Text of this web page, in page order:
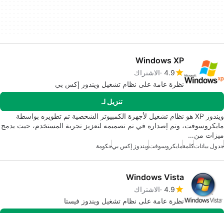
Windows XP
4.9 الاشتراك
نظرة عامة على نظام تشغيل ويندوز إكس بي
تنزيل لـ
ويندوز XP هو نظام تشغيل لأجهزة الكمبيوتر الشخصية تم تطويره بواسطة
مايكروسوفت، وتم إصداره في تم تصميمه لتعزيز تجربة المستخدم، حيث يدمج
ميزات من…
جدول بياناتكلمةمايكروسوفتويندوز إكس بيحكومة
Windows Vista
4.9 الاشتراك
نظرة عامة على نظام تشغيل ويندوز فيستا